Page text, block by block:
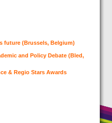
future (Brussels, Belgium)
and Policy Debate (Bled,
& Regio Stars Awards